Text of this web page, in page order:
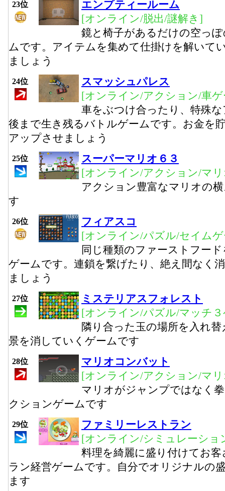
23位
エンプティールーム
[オンライン/脱出/謎解き]
鏡と椅子があるだけの空っ
ムです。アイテムを集めて仕掛けを解いて
ましょう
24位
スマッシュパレス
[オンライン/アクション/車
車をぶつけ合ったり、特殊
後まで生き残るバトルゲームです。お金を
アップさせましょう
25位
スーパーマリオ６３
[オンライン/アクション/マ
アクション豊富なマリオの
す
26位
フィアスコ
[オンライン/パズル/セイム
同じ種類のファーストフー
ゲームです。連鎖を繋げたり、絶え間なく
ましょう
27位
ミステリアスフォレスト
[オンライン/パズル/マッチ
隣り合った玉の場所を入れ
景を消していくゲームです
28位
マリオコンバット
[オンライン/アクション/マ
マリオがジャンプではなく
クションゲームです
29位
ファミリーレストラン
[オンライン/シミュレーショ
料理を綺麗に盛り付けてお
ラン経営ゲームです。自分でオリジナルの
ます